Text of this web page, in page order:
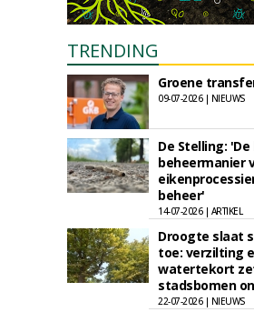
TRENDING
Groene
09-07-2026 | NIEUWS
De Stelling:
beheermanier
beheer'
14-07-2026 | ARTIKEL
Droogte slaat
toe: verzilting
watertekort
stadsbomen
22-07-2026 | NIEUWS